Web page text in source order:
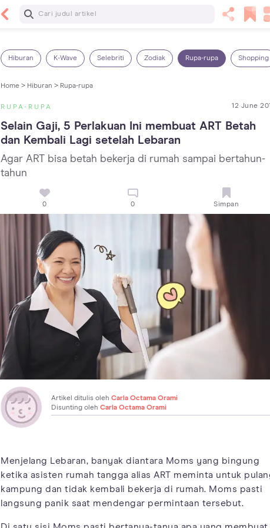
Baca Selanjutnya
Hiburan K-Wave Selebriti Zodiak Rupa-rupa Shopping
Home > Hiburan > Rupa-rupa
RUPA-RUPA 12 June
Selain Gaji, 5 Perlakuan Ini membuat ART Betah
dan Kembali Lagi setelah Lebaran
Agar ART bisa betah bekerja di rumah sampai bertahun-
tahun
0 0 Simpan
Artikel ditulis oleh Carla Octama Orami
Disunting oleh Carla Octama Orami
Menjelang Lebaran, banyak diantara Moms yang bingung
ketika asisten rumah tangga alias ART meminta untuk
kampung dan tidak kembali bekerja di rumah. Moms pasti
langsung panik saat mendengar permintaan tersebut.